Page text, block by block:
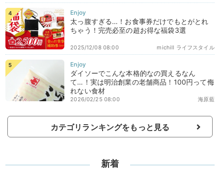
太っ腹すぎる…！お食事券だけでもとがとれ
ちゃう！完売必至の超お得な福袋3選
michill ライフスタイル
2025/12/08 08:00
ダイソーでこんな本格的なの買えるなん
て…！実は明治創業の老舗商品！100円って侮
れない食材
海原藍
2026/02/25 08:00
カテゴリランキングをもっと見る
新着